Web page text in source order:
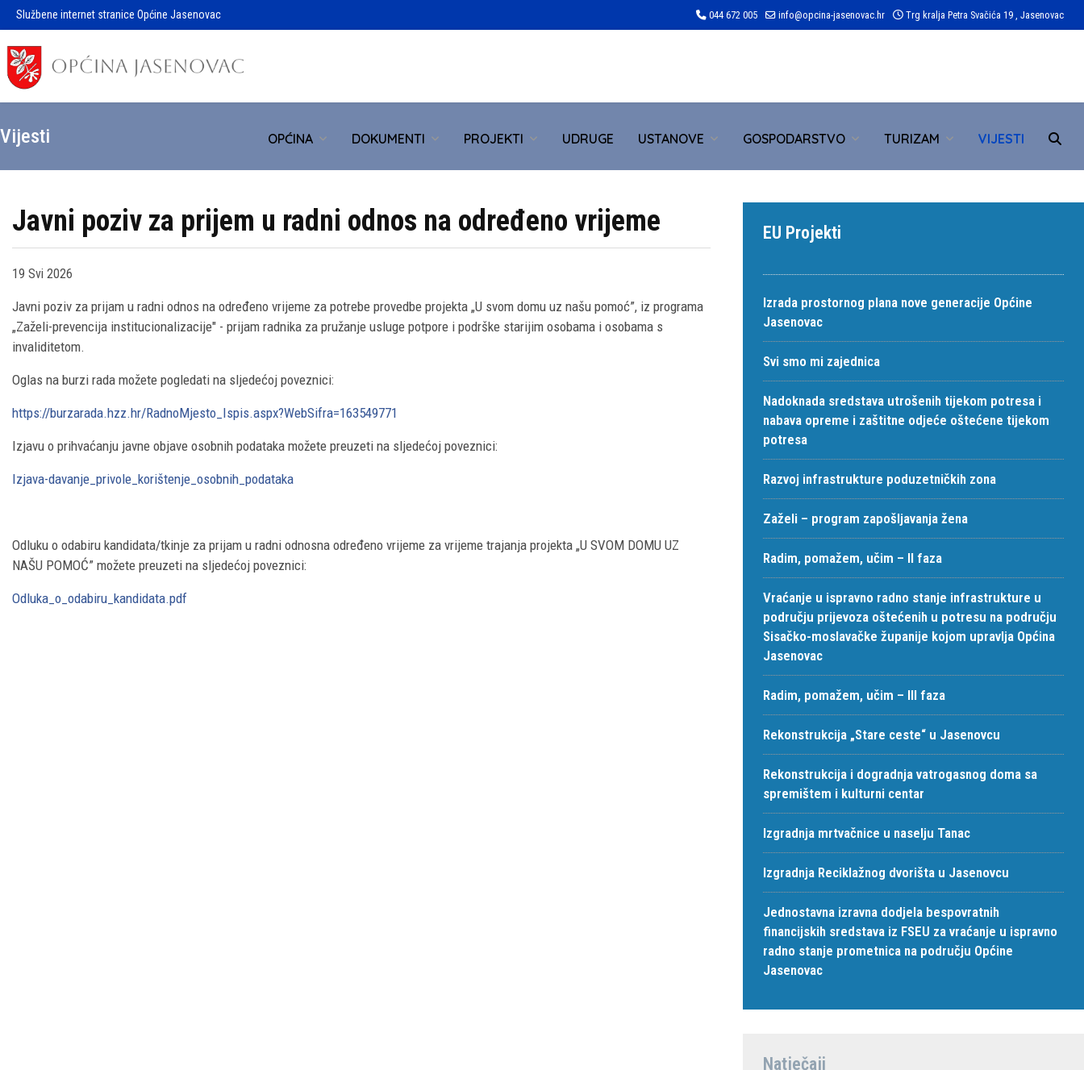
Službene internet stranice Općine Jasenovac 044 672 005 info@opcina-jasenovac.hr Trg kralja Petra Svačića 19 , Jasenovac
OPĆINA DOKUMENTI PROJEKTI UDRUGE USTANOVE GOSPODARSTVO TURIZAM VIJESTI
Vijesti
Javni poziv za prijem u radni odnos na određeno vrijeme
19 Svi 2026
Javni poziv za prijam u radni odnos na određeno vrijeme za potrebe provedbe projekta „U svom domu uz našu pomoć”, iz programa
„Zaželi-prevencija institucionalizacije" - prijam radnika za pružanje usluge potpore i podrške starijim osobama i osobama s
invaliditetom.
Oglas na burzi rada možete pogledati na sljedećoj poveznici:
https://burzarada.hzz.hr/RadnoMjesto_Ispis.aspx?WebSifra=163549771
Izjavu o prihvaćanju javne objave osobnih podataka možete preuzeti na sljedećoj poveznici:
Izjava-davanje_privole_korištenje_osobnih_podataka
Odluku o odabiru kandidata/tkinje za prijam u radni odnosna određeno vrijeme za vrijeme trajanja projekta „U SVOM DOMU UZ
NAŠU POMOĆ” možete preuzeti na sljedećoj poveznici:
Odluka_o_odabiru_kandidata.pdf
EU Projekti
Izrada prostornog plana nove generacije Općine
Jasenovac
Svi smo mi zajednica
Nadoknada sredstava utrošenih tijekom potresa i
nabava opreme i zaštitne odjeće oštećene tijekom
potresa
Razvoj infrastrukture poduzetničkih zona
Zaželi – program zapošljavanja žena
Radim, pomažem, učim – II faza
Vraćanje u ispravno radno stanje infrastrukture u
području prijevoza oštećenih u potresu na području
Sisačko-moslavačke županije kojom upravlja Općina
Jasenovac
Radim, pomažem, učim – III faza
Rekonstrukcija „Stare ceste“ u Jasenovcu
Rekonstrukcija i dogradnja vatrogasnog doma sa
spremištem i kulturni centar
Izgradnja mrtvačnice u naselju Tanac
Izgradnja Reciklažnog dvorišta u Jasenovcu
Jednostavna izravna dodjela bespovratnih
financijskih sredstava iz FSEU za vraćanje u ispravno
radno stanje prometnica na području Općine
Jasenovac
Natječaji